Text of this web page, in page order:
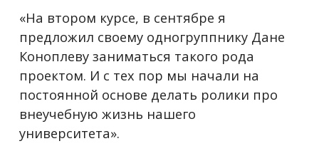
«На втором курсе, в сентябре я
предложил своему одногруппнику Дане
Коноплеву заниматься такого рода
проектом. И с тех пор мы начали на
постоянной основе делать ролики про
внеучебную жизнь нашего
университета».